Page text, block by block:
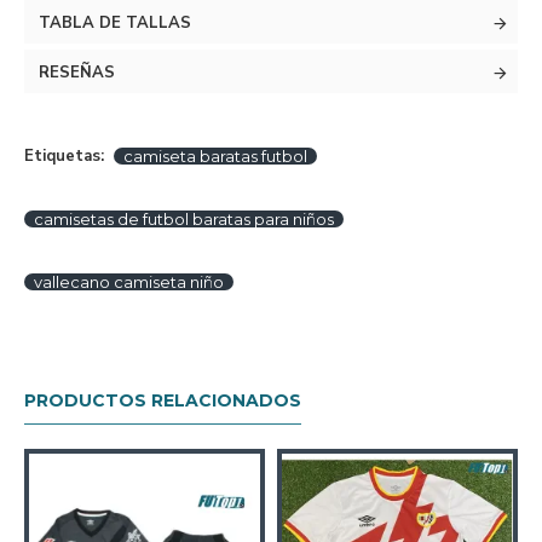
TABLA DE TALLAS
RESEÑAS
Etiquetas: camiseta baratas futbol
camisetas de futbol baratas para niños
vallecano camiseta niño
PRODUCTOS RELACIONADOS